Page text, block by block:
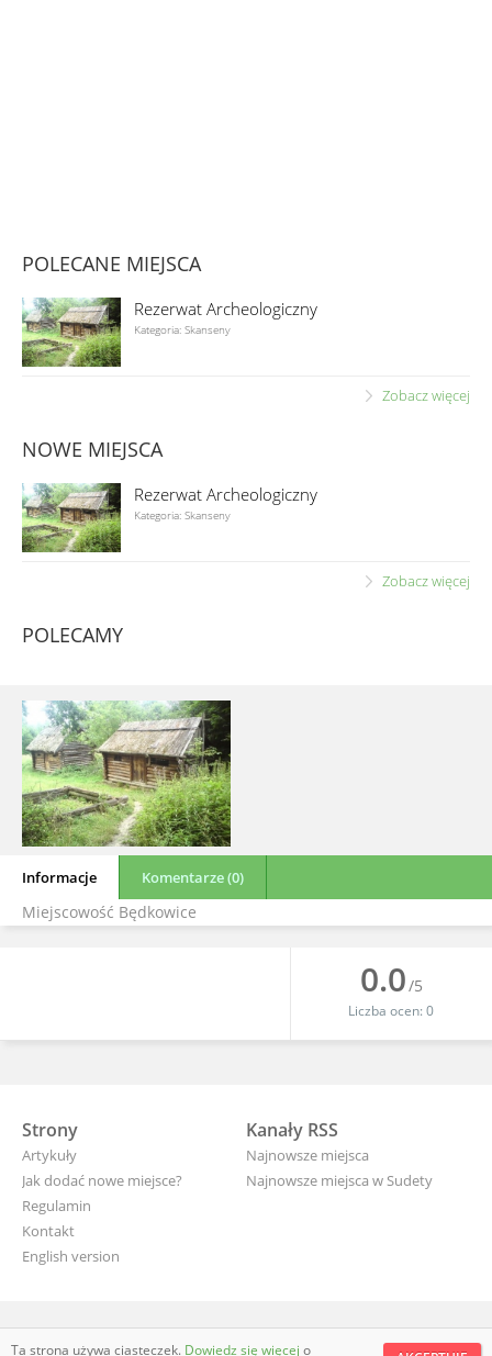
POLECANE MIEJSCA
Rezerwat Archeologiczny
Kategoria: Skanseny
Zobacz więcej
NOWE MIEJSCA
Rezerwat Archeologiczny
Kategoria: Skanseny
Zobacz więcej
POLECAMY
Informacje Komentarze (0)
Miejscowość Będkowice
0.0/5
Liczba ocen:0
Strony
Artykuły
Jak dodać nowe miejsce?
Regulamin
Kontakt
English version
Kanały RSS
Najnowsze miejsca
Najnowsze miejsca w Sudety
wyjade.pl - turystyczna Polska
Ta strona używa ciasteczek. Dowiedz się więcej o